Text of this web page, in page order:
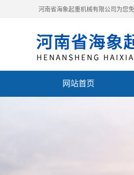
河南省海象起重机械有限公司为您
网站首页